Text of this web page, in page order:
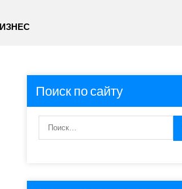
Поиск по сайту